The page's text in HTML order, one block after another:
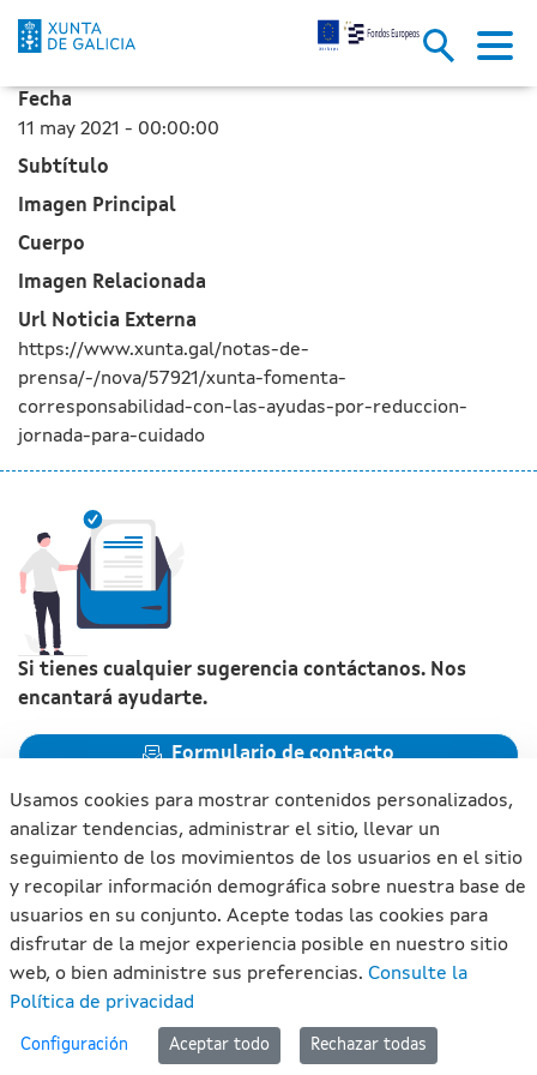
La Xunta fomenta la
Saltar al contenido principal
Fecha
11 may 2021 - 00:00:00
Subtítulo
Imagen Principal
Cuerpo
Imagen Relacionada
Url Noticia Externa
https://www.xunta.gal/notas-de-
prensa/-/nova/57921/xunta-fomenta-
corresponsabilidad-con-las-ayudas-por-reduccion-
jornada-para-cuidado
Si tienes cualquier sugerencia contáctanos. Nos
encantará ayudarte.
Formulario de contacto
Xunta de Galicia. Información mantenida y publicada en
internet por la Xunta de Galicia
Atención a la ciudadanía
Accesibilidad
Usamos cookies para mostrar contenidos personalizados,
analizar tendencias, administrar el sitio, llevar un
seguimiento de los movimientos de los usuarios en el sitio
y recopilar información demográfica sobre nuestra base de
usuarios en su conjunto. Acepte todas las cookies para
disfrutar de la mejor experiencia posible en nuestro sitio
web, o bien administre sus preferencias. Consulte la
Política de privacidad
Configuración Aceptar todo Rechazar todas